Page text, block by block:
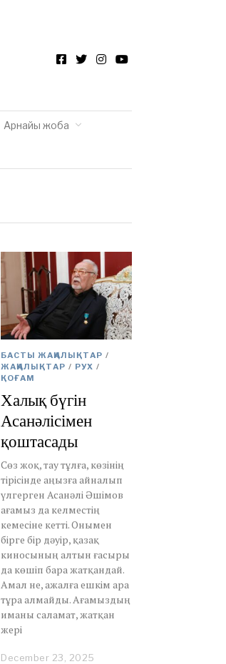
Арнайы жоба
БАСТЫ ЖАҢАЛЫҚТАР /
ЖАҢАЛЫҚТАР / РУХ /
ҚОҒАМ
Халық бүгін
Асанәлісімен
қоштасады
Сөз жоқ, тау тұлға, көзінің
тірісінде аңызға айналып
үлгерген Асанәлі Әшімов
ағамыз да келместің
кемесіне кетті. Онымен
бірге бір дәуір, қазақ
киносының алтын ғасыры
да көшіп бара жатқандай.
Амал не, ажалға ешкім ара
тұра алмайды. Ағамыздың
иманы саламат, жатқан
жері
December 23, 2025